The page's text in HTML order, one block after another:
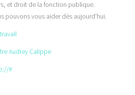
et droit de la fonction publique.
pouvons vous aider dès aujourd'hui.
Audrey Calippe
#